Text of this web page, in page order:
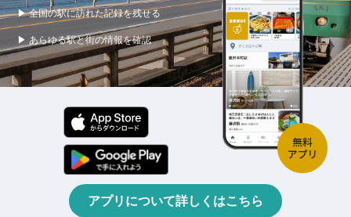
▶ 全国の駅に訪れた記録を残せる
▶ あらゆる駅と街の情報を確認
アプリについて詳しくはこちら